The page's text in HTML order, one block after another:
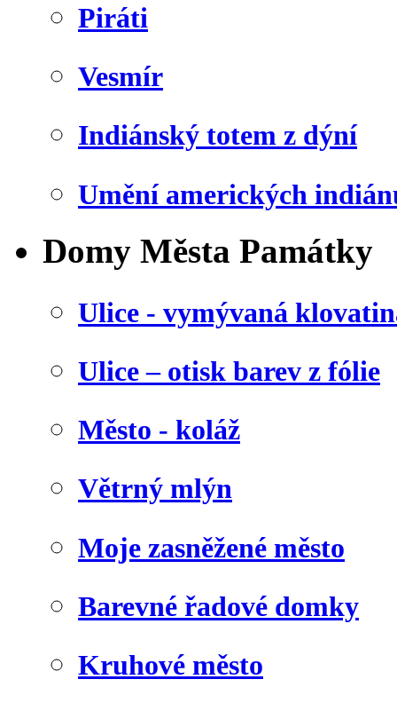
Piráti
Vesmír
Indiánský totem z dýní
Umění amerických
Domy Města Památky
Ulice - vymývaná
Ulice – otisk barev z fólie
Město - koláž
Větrný mlýn
Moje zasněžené město
Barevné řadové domky
Kruhové město